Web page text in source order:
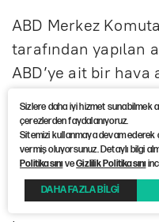
ABD Merkez
tarafından yapılan
ABD’ye ait bir hava
düşürülmemiştir.
araçlarının yeri
İran basınında
kaynaklara
Sizlere daha iyi hizmet sunabilmek
çerezlerden faydalanıyoruz.
Sitemizi kullanmaya devam ederek
vermiş oluyorsunuz. Detaylı bilgi
PolitikasınıveGizlilik Politikasını
DAHA FAZLA BİLGİ